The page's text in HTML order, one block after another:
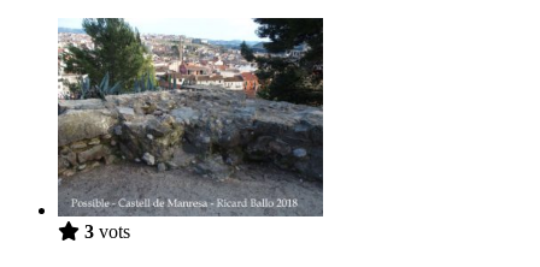
3 vots